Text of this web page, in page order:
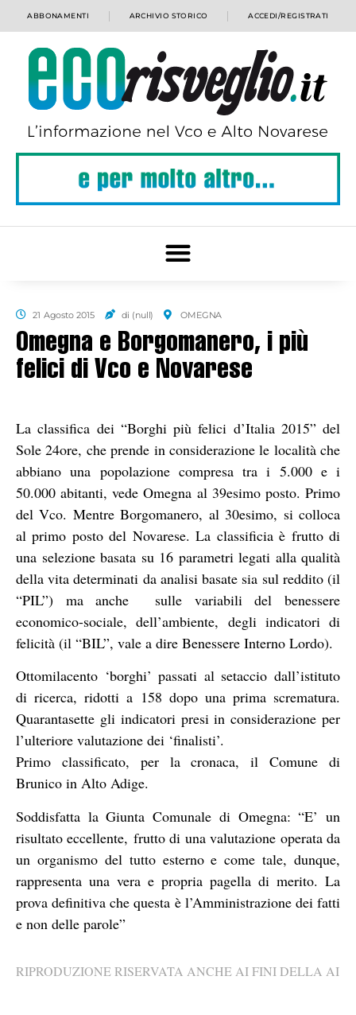
ABBONAMENTI ARCHIVIO STORICO ACCEDI/REGISTRATI
21 Agosto 2015 di (null) OMEGNA
Omegna e Borgomanero, i più
felici di Vco e Novarese
La classifica dei “Borghi più felici d’Italia 2015” del
Sole 24ore, che prende in considerazione le località che
abbiano una popolazione compresa tra i 5.000 e i
50.000 abitanti, vede Omegna al 39esimo posto. Primo
del Vco. Mentre Borgomanero, al 30esimo, si colloca
al primo posto del Novarese. La classificia è frutto di
una selezione basata su 16 parametri legati alla qualità
della vita determinati da analisi basate sia sul reddito (il
“PIL”) ma anche sulle variabili del benessere
economico-sociale, dell’ambiente, degli indicatori di
felicità (il “BIL”, vale a dire Benessere Interno Lordo).
Ottomilacento ‘borghi’ passati al setaccio dall’istituto
di ricerca, ridotti a 158 dopo una prima scrematura.
Quarantasette gli indicatori presi in considerazione per
l’ulteriore valutazione dei ‘finalisti’.
Primo classificato, per la cronaca, il Comune di
Brunico in Alto Adige.
Soddisfatta la Giunta Comunale di Omegna: “E’ un
risultato eccellente, frutto di una valutazione operata da
un organismo del tutto esterno e come tale, dunque,
rappresenta una vera e propria pagella di merito. La
prova definitiva che questa è l’Amministrazione dei fatti
e non delle parole”
RIPRODUZIONE RISERVATA ANCHE AI FINI DELLA AI